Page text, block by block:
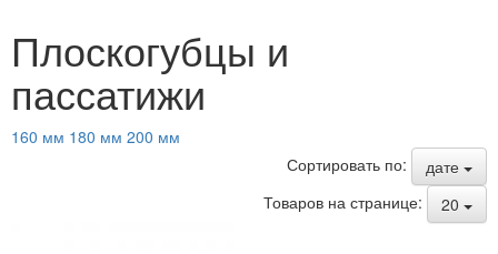
Плоскогубцы и
пассатижи
160 мм 180 мм 200 мм
Сортировать по:
дате
Товаров на странице:
20